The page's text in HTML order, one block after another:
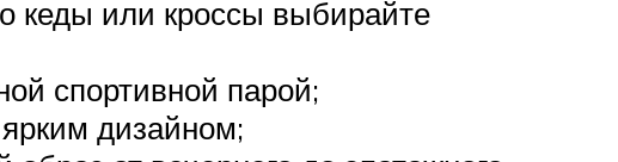
кеды или кроссы выбирайте
спортивной парой;
дизайном;